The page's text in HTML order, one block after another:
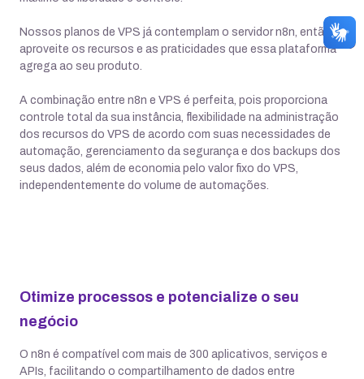
Nossos planos de VPS já contemplam o servidor n8n, então
aproveite os recursos e as praticidades que essa plataforma
agrega ao seu produto.
A combinação entre n8n e VPS é perfeita, pois proporciona
controle total da sua instância, flexibilidade na administração
dos recursos do VPS de acordo com suas necessidades de
automação, gerenciamento da segurança e dos backups dos
seus dados, além de economia pelo valor fixo do VPS,
independentemente do volume de automações.
Otimize processos e potencialize o seu
negócio
O n8n é compatível com mais de 300 aplicativos, serviços e
APIs, facilitando o compartilhamento de dados entre